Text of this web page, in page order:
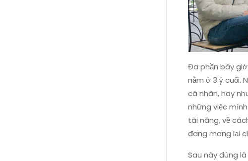
Đa phần bây
nằm ở 3 ý cuối.
cá nhân, hay
những việc
tài năng, về
đang mang lại
Sau này đúng